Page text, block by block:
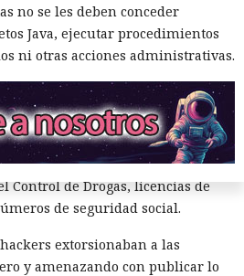
fue enorme: en el caso de
de llamadas y mensajes de más
y el hackeo a Ticketmaster
millones de usuarios.
hackeos ocurrieron entre febrero
accedieron a cuentas
números de registro de
Control de Drogas, licencias de
de seguridad social.
extorsionaban a las
y amenazando con publicar lo
no se les deben conceder
Java, ejecutar procedimientos
ni otras acciones administrativas.